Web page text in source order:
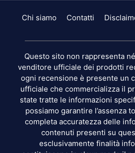
Chi siamo Contatti
Questo sito non rappresenta
venditore ufficiale dei prodotti
ogni recensione è presente un
ufficiale che commercializza il
state tratte le informazioni
possiamo garantire l’assenza
completa accuratezza delle
contenuti presenti su
esclusivamente finalità